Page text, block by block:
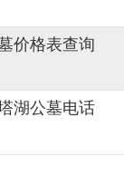
价格表查询
湖公墓电话